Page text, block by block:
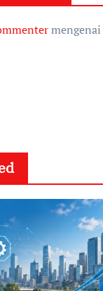
mengenai